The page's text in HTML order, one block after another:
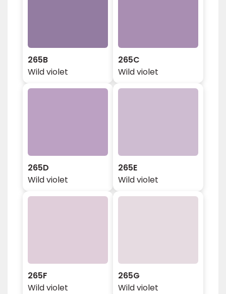
265B
Wild violet
265C
Wild violet
265D
Wild violet
265E
Wild violet
265F
Wild violet
265G
Wild violet